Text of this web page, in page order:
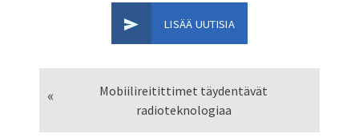
LISÄÄ UUTISIA
Mobiilireitittimet täydentävät
radioteknologiaa